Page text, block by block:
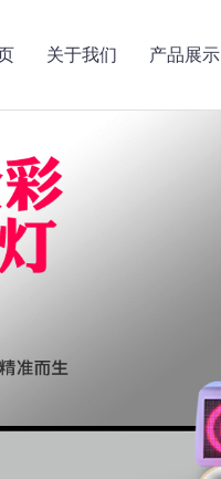
关于我们 产品展示